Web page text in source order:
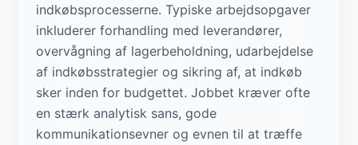
indkøbsprocesserne. Typiske arbejdsopgaver
inkluderer forhandling med leverandører,
overvågning af lagerbeholdning, udarbejdelse
af indkøbsstrategier og sikring af, at indkøb
sker inden for budgettet. Jobbet kræver ofte
en stærk analytisk sans, gode
kommunikationsevner og evnen til at træffe